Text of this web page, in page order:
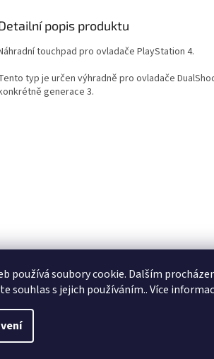
používá soubory cookie. Dalším
souhlas s jejich používáním.. Více
popis produktu
touchpad pro ovladače PlayStation 4.
typ je určen výhradně pro ovladače
generace 3.